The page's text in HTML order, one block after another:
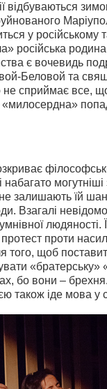
відбуваються
у російському
російська
є вочевидь
Беловой та
не сприймає все,
«милосердна»
залишають їй
Взагалі
людяності.
проти
того, щоб
бо вони –
іде мова у